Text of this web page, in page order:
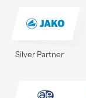
Silver Partner